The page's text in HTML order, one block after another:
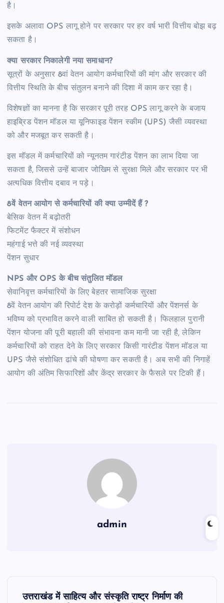
है।
इसके अलावा OPS लागू होने पर सरकार पर हर वर्ष भारी वित्तीय बोझ बढ़
सकता है।
क्या सरकार निकालेगी नया समाधान?
सूत्रों के अनुसार 8वां वेतन आयोग कर्मचारियों की मांग और सरकार की
वित्तीय स्थिति के बीच संतुलन बनाने की दिशा में काम कर रहा है।
विशेषज्ञों का मानना है कि सरकार पूरी तरह OPS लागू करने के बजाय
हाइब्रिड पेंशन मॉडल या यूनिफाइड पेंशन स्कीम (UPS) जैसी व्यवस्था
को और मजबूत कर सकती है।
इस मॉडल में कर्मचारियों को न्यूनतम गारंटीड पेंशन का लाभ दिया जा
सकता है, जिससे उन्हें बाजार जोखिम से सुरक्षा मिले और सरकार पर भी
अत्यधिक वित्तीय दबाव न पड़े।
8वें वेतन आयोग से कर्मचारियों की क्या उम्मीदें हैं ?
बेसिक वेतन में बढ़ोतरी
फिटमेंट फैक्टर में संशोधन
महंगाई भत्ते की नई व्यवस्था
पेंशन सुधार
NPS और OPS के बीच संतुलित मॉडल
सेवानिवृत्त कर्मचारियों के लिए बेहतर सामाजिक सुरक्षा
8वें वेतन आयोग की रिपोर्ट देश के करोड़ों कर्मचारियों और पेंशनर्स के
भविष्य को प्रभावित करने वाली साबित हो सकती है। फिलहाल पुरानी
पेंशन योजना की पूरी बहाली की संभावना कम मानी जा रही है, लेकिन
कर्मचारियों को राहत देने के लिए सरकार किसी गारंटीड पेंशन मॉडल या
UPS जैसे संशोधित ढांचे की घोषणा कर सकती है। अब सभी की निगाहें
आयोग की अंतिम सिफारिशों और केंद्र सरकार के फैसले पर टिकी हैं।
admin
उत्तराखंड में साहित्य और संस्कृति राष्ट्र निर्माण की